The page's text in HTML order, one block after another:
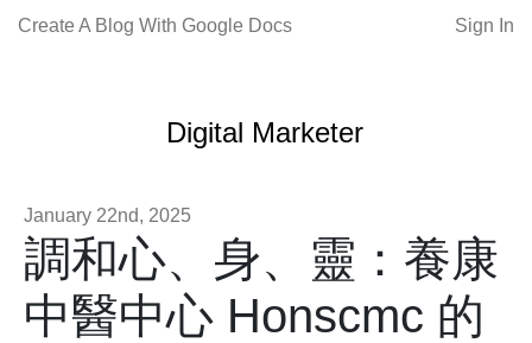
Create A Blog With Google Docs Sign In
Digital Marketer
January 22nd, 2025
調和心、身、靈：養康
中醫中心 Honscmc 的